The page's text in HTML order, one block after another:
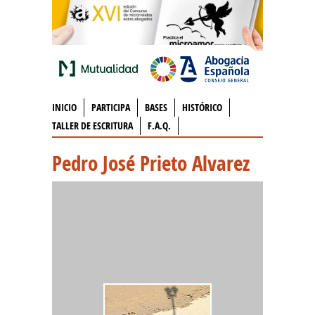
INICIO PARTICIPA BASES
HISTÓRICO
TALLER DE ESCRITURA
F.A.Q.
Pedro José Prieto Alvarez